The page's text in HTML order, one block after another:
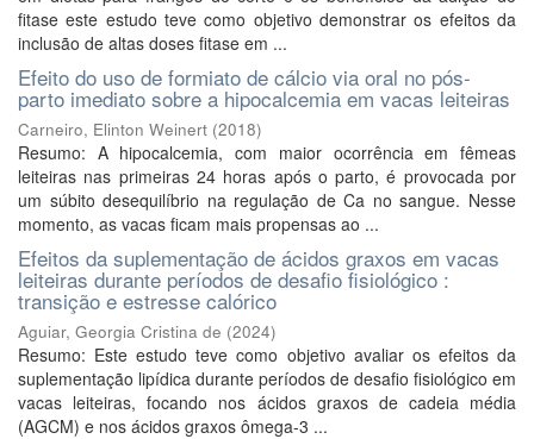
fitase este estudo teve como objetivo demonstrar os efeitos da
inclusão de altas doses fitase em ...
Efeito do uso de formiato de cálcio via oral no pós-
parto imediato sobre a hipocalcemia em vacas leiteiras
Carneiro, Elinton Weinert (2018)
Resumo: A hipocalcemia, com maior ocorrência em fêmeas
leiteiras nas primeiras 24 horas após o parto, é provocada por
um súbito desequilíbrio na regulação de Ca no sangue. Nesse
momento, as vacas ficam mais propensas ao ...
Efeitos da suplementação de ácidos graxos em vacas
leiteiras durante períodos de desafio fisiológico :
transição e estresse calórico
Aguiar, Georgia Cristina de (2024)
Resumo: Este estudo teve como objetivo avaliar os efeitos da
suplementação lipídica durante períodos de desafio fisiológico em
vacas leiteiras, focando nos ácidos graxos de cadeia média
(AGCM) e nos ácidos graxos ômega-3 ...